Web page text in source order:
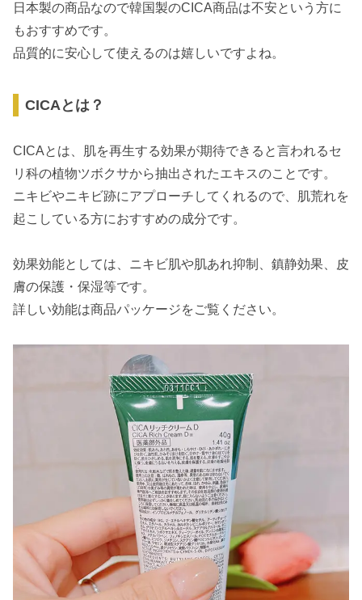
日本製の商品なので韓国製のCICA商品は不安という方に
もおすすめです。
品質的に安心して使えるのは嬉しいですよね。
CICAとは？
CICAとは、肌を再生する効果が期待できると言われるセ
リ科の植物ツボクサから抽出されたエキスのことです。
ニキビやニキビ跡にアプローチしてくれるので、肌荒れを
起こしている方におすすめの成分です。
効果効能としては、ニキビ肌や肌あれ抑制、鎮静効果、皮
膚の保護・保湿等です。
詳しい効能は商品パッケージをご覧ください。